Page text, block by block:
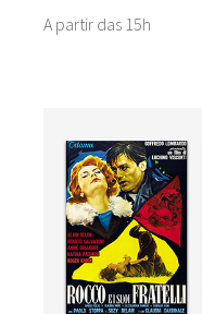
A partir das 15h